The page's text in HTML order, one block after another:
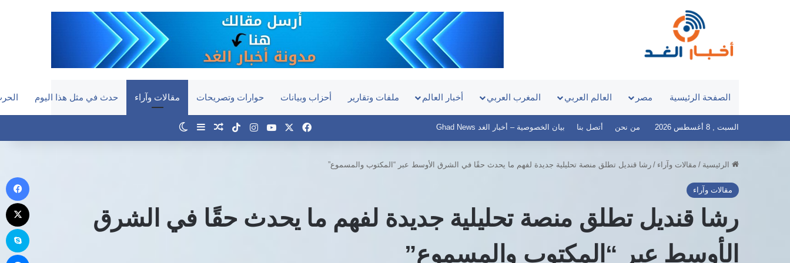
الصفحة الرئيسية مصر العالم العربي المغرب العربي أخبار العالم ملفات وتقارير أحزاب وبيانات حوارات وتصريحات مقالات وآراء حدث في مثل هذا اليوم
السبت , 8 أغسطس 2026 من نحن أتصل بنا بيان الخصوصية – أخبار الغد Ghad News فيسبوك ‫YouTubeانستقرام
‫TikTokمقال عشوائي
إضافة عمود جانبي
الرئيسية / مقالات وآراء / رشا قنديل تطلق منصة تحليلية جديدة لفهم ما يحدث حقًا في الشرق الأوسط عبر “المكتوب والمسموع”
مقالات وآراء
رشا قنديل تطلق منصة تحليلية جديدة لفهم ما يحدث حقًا في الشرق
الأوسط عبر “المكتوب والمسموع”